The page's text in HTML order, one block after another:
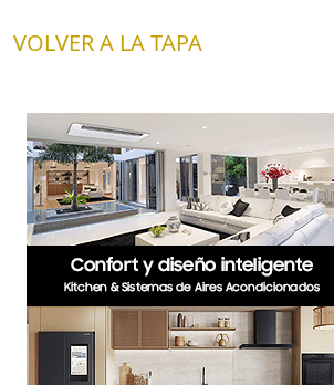
VOLVER A LA TAPA